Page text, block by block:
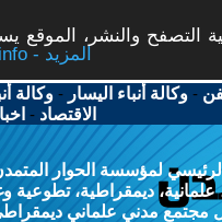
التصفح والنشر، الموقع
More info - المزيد
-وكالة أنباء اليسار -وكالة
الاقتصاد -
لمؤسسة الحوار
علمانية، ديمقراطية، تطوعية
مدني علماني ديمقراطي